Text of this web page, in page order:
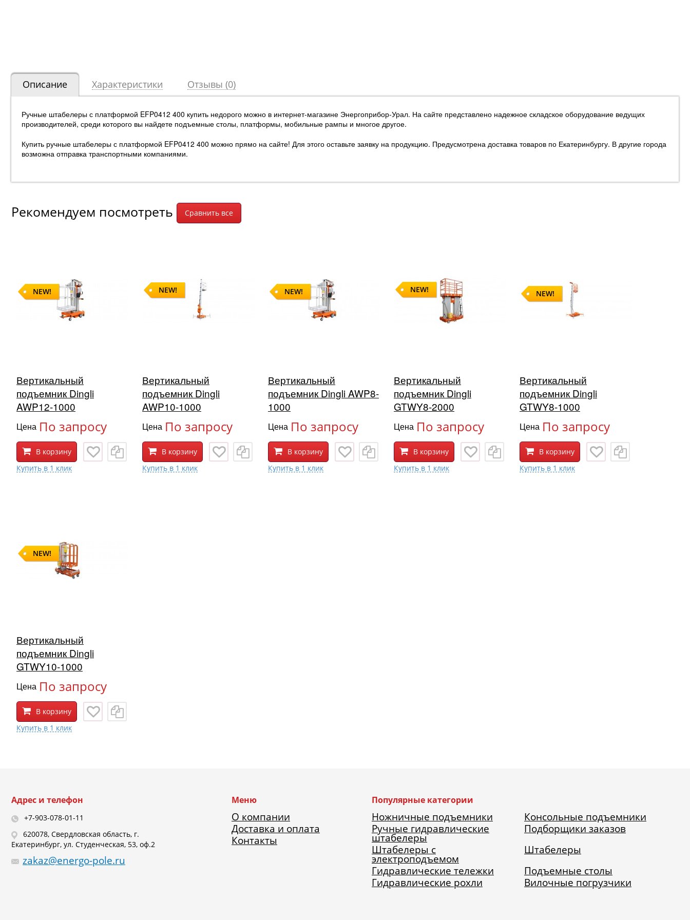
Описание Характеристики Отзывы (0)
Ручные штабелеры с платформой EFP0412 400 купить недорого можно в интернет-магазине Энергоприбор-Урал. На сайте представлено надежное складское оборудование ведущих
производителей, среди которого вы найдете подъемные столы, платформы, мобильные рампы и многое другое.
Купить ручные штабелеры с платформой EFP0412 400 можно прямо на сайте! Для этого оставьте заявку на продукцию. Предусмотрена доставка товаров по Екатеринбургу. В другие города
возможна отправка транспортными компаниями.
Рекомендуем посмотреть
NEW!
Вертикальный
подъемник Dingli
AWP12-1000
Цена По запросу
В корзину
NEW!
Вертикальный
подъемник Dingli
AWP10-1000
Цена По запросу
В корзину
NEW!
Вертикальный
подъемник Dingli AWP8-
1000
Цена По запросу
В корзину
NEW!
Вертикальный
подъемник Dingli
GTWY8-2000
Цена По запросу
В корзину
NEW!
Вертикальный
подъемник Dingli
GTWY8-1000
Цена По запросу
В корзину
NEW!
Вертикальный
подъемник Dingli
GTWY10-1000
Цена По запросу
В корзину
Адрес и телефон
+7-903-078-01-11
620078, Свердловская область, г.
Екатеринбург, ул. Студенческая, 53, оф.2
zakaz@energo-pole.ru
Меню
О компании
Доставка и оплата
Контакты
Популярные категории
Ножничные подъемники
Консольные подъемники
Ручные гидравлические
штабелеры
Подборщики заказов
Штабелеры с
электроподъемом
Штабелеры
Гидравлические тележки
Подъемные столы
Гидравлические рохли
Вилочные погрузчики